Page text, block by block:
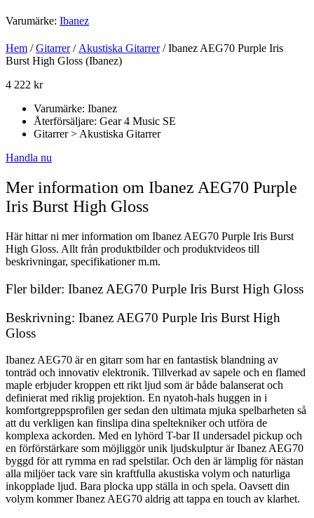
Varumärke: Ibanez
Hem /Gitarrer/Akustiska Gitarrer/ Ibanez AEG70 Purple Iris
Burst High Gloss (Ibanez)
4 222 kr
Varumärke: Ibanez
Återförsäljare: Gear 4 Music SE
Gitarrer > Akustiska Gitarrer
Handla nu
Mer information om Ibanez AEG70 Purple
Iris Burst High Gloss
Här hittar ni mer information om Ibanez AEG70 Purple Iris Burst
High Gloss. Allt från produktbilder och produktvideos till
beskrivningar, specifikationer m.m.
Fler bilder: Ibanez AEG70 Purple Iris Burst High Gloss
Beskrivning: Ibanez AEG70 Purple Iris Burst High
Gloss
Ibanez AEG70 är en gitarr som har en fantastisk blandning av
tonträd och innovativ elektronik. Tillverkad av sapele och en flamed
maple erbjuder kroppen ett rikt ljud som är både balanserat och
definierat med riklig projektion. En nyatoh-hals huggen in i
komfortgreppsprofilen ger sedan den ultimata mjuka spelbarheten så
att du verkligen kan finslipa dina speltekniker och utföra de
komplexa ackorden. Med en lyhörd T-bar II undersadel pickup och
en förförstärkare som möjliggör unik ljudskulptur är Ibanez AEG70
byggd för att rymma en rad spelstilar. Och den är lämplig för nästan
alla miljöer tack vare sin kraftfulla akustiska volym och naturliga
inkopplade ljud. Bara plocka upp ställa in och spela. Oavsett din
volym kommer Ibanez AEG70 aldrig att tappa en touch av klarhet.